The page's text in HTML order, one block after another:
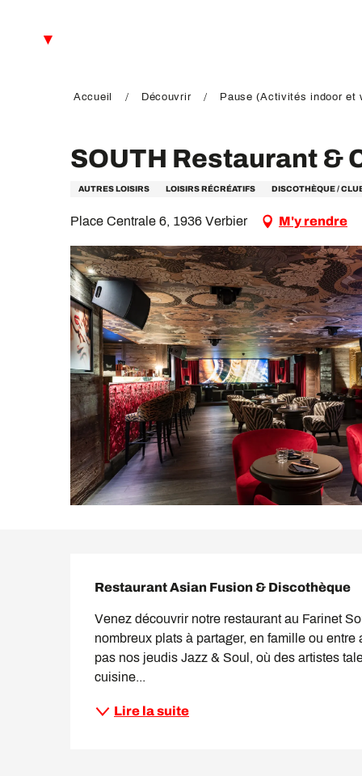
Accueil Découvrir Pause (Activités indoor et
SOUTH Restaurant &
AUTRES LOISIRS LOISIRS RÉCRÉATIFS DISCOTHÈQUE /
Place Centrale 6, 1936 Verbier M'y rendre
Restaurant Asian Fusion & Discothèque
Venez découvrir notre restaurant au Farinet
nombreux plats à partager, en famille ou
pas nos jeudis Jazz & Soul, où des artistes
cuisine...
Lire la suite